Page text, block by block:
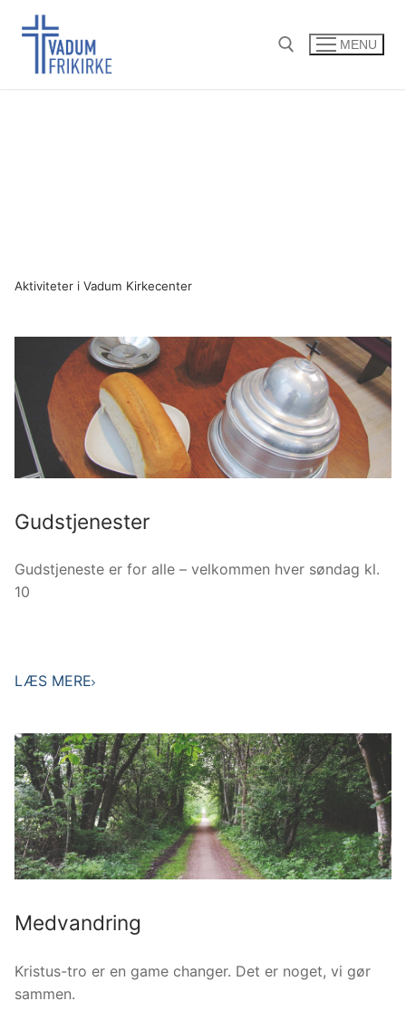
Spring
indhold
MENU
Aktiviteter i Vadum Kirkecenter
Gudstjenester
Gudstjeneste er for alle – velkommen hver søndag kl.
10
LÆS MERE
Medvandring
Kristus-tro er en game changer. Det er noget, vi gør
sammen.